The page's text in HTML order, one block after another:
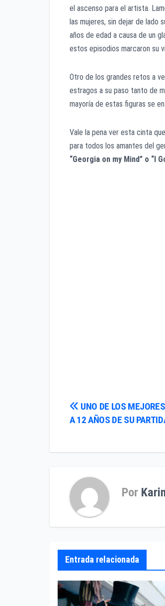
el ascenso para el artista.
las mujeres, sin dejar de lado
años de edad a causa de un
estos episodios marcaron su
Otro de los grandes retos a
estragos a su paso tanto de
mayoría de estas figuras se
Vale la pena ver esta cinta
para todos los amantes del
“Georgia on my Mind” o “I
Navegación
entradas
UNO DE LOS
A 12 AÑOS DE SU
Por
Entrada relacionada